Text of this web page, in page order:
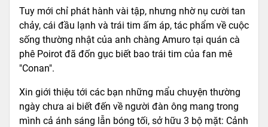
Tuy mới chỉ phát hành vài tập, nhưng nhờ nụ cười tan
chảy, cái đầu lạnh và trái tim ấm áp, tác phẩm về cuộc
sống thường nhật của anh chàng Amuro tại quán cà
phê Poirot đã đốn gục biết bao trái tim của fan mê
"Conan".
Xin giới thiệu tới các bạn những mẩu chuyện thường
ngày chưa ai biết đến về người đàn ông mang trong
mình cả ánh sáng lẫn bóng tối, sở hữu 3 bộ mặt: Cảnh